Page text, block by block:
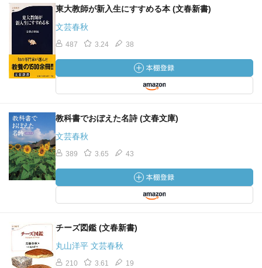
東大教師が新入生にすすめる本 (文春新書)
文芸春秋
487 3.24 38
教科書でおぼえた名詩 (文春文庫)
文芸春秋
389 3.65 43
チーズ図鑑 (文春新書)
丸山洋平 文芸春秋
210 3.61 19